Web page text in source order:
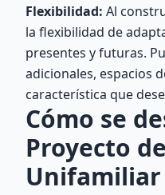
Flexibilidad: Al
la flexibilidad de
presentes y futuras.
adicionales, espacios
característica que
Cómo se
Proyecto
Unifamiliar